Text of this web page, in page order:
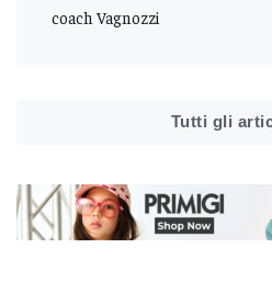
coach Vagnozzi
Tutti gli